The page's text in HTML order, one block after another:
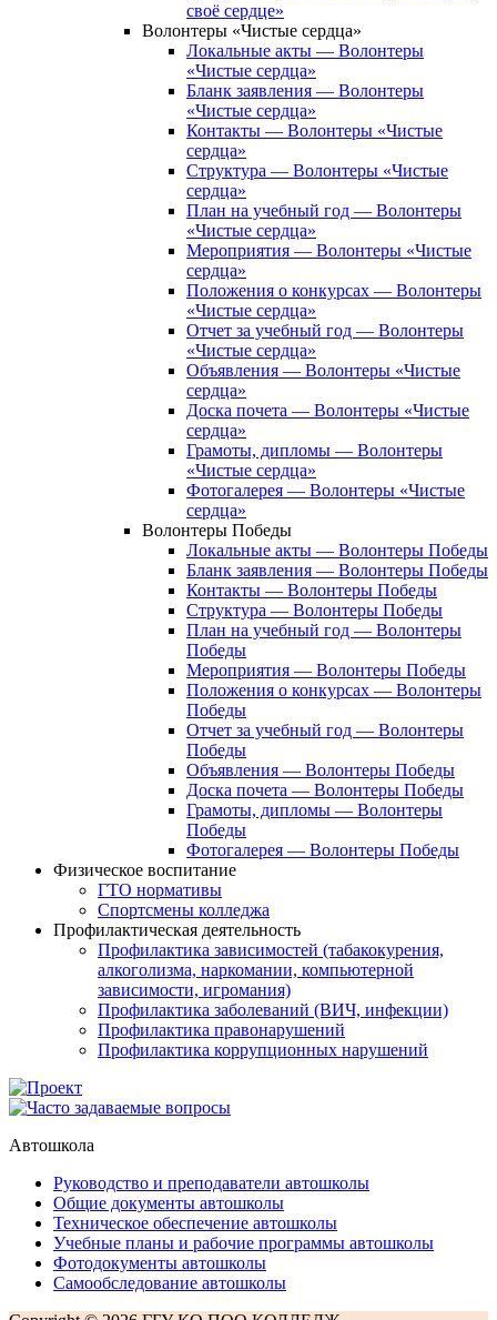
своё сердце»
Волонтеры «Чистые сердца»
Локальные акты — Волонтеры
«Чистые сердца»
Бланк заявления — Волонтеры
«Чистые сердца»
Контакты — Волонтеры «Чистые
сердца»
Структура — Волонтеры «Чистые
сердца»
План на учебный год — Волонтеры
«Чистые сердца»
Мероприятия — Волонтеры «Чистые
сердца»
Положения о конкурсах — Волонтеры
«Чистые сердца»
Отчет за учебный год — Волонтеры
«Чистые сердца»
Объявления — Волонтеры «Чистые
сердца»
Доска почета — Волонтеры «Чистые
сердца»
Грамоты, дипломы — Волонтеры
«Чистые сердца»
Фотогалерея — Волонтеры «Чистые
сердца»
Волонтеры Победы
Локальные акты — Волонтеры Победы
Бланк заявления — Волонтеры Победы
Контакты — Волонтеры Победы
Структура — Волонтеры Победы
План на учебный год — Волонтеры
Победы
Мероприятия — Волонтеры Победы
Положения о конкурсах — Волонтеры
Победы
Отчет за учебный год — Волонтеры
Победы
Объявления — Волонтеры Победы
Доска почета — Волонтеры Победы
Грамоты, дипломы — Волонтеры
Победы
Фотогалерея — Волонтеры Победы
Физическое воспитание
ГТО нормативы
Спортсмены колледжа
Профилактическая деятельность
Профилактика зависимостей (табакокурения,
алкоголизма, наркомании, компьютерной
зависимости, игромания)
Профилактика заболеваний (ВИЧ, инфекции)
Профилактика правонарушений
Профилактика коррупционных нарушений
Автошкола
Руководство и преподаватели автошколы
Общие документы автошколы
Техническое обеспечение автошколы
Учебные планы и рабочие программы автошколы
Фотодокументы автошколы
Самообследование автошколы